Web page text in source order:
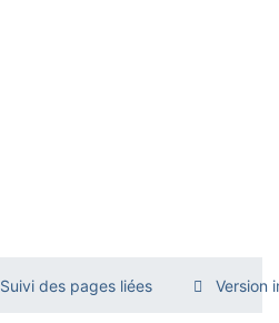
Suivi des pages liées Version